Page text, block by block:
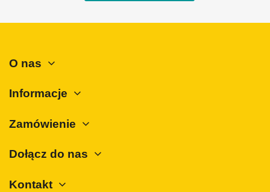
O nas
Informacje
Zamówienie
Dołącz do nas
Kontakt